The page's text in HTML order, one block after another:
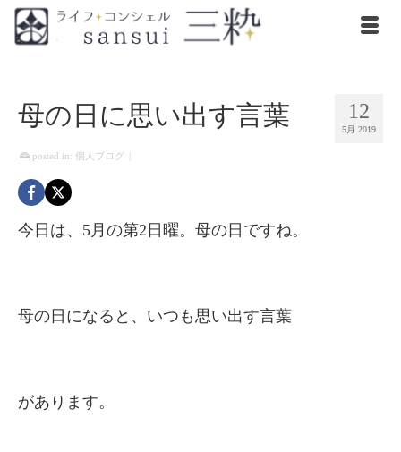
12
5月 2019
母の日に思い出す言葉
posted in: 個人ブログ
今日は、5月の第2日曜。母の日ですね。
母の日になると、いつも思い出す言葉
があります。